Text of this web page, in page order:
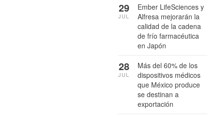
Ember LifeSciences y
Alfresa mejorarán la
calidad de la cadena
de frío farmacéutica
en Japón
29
JUL
Más del 60% de los
dispositivos médicos
que México produce
se destinan a
exportación
28
JUL